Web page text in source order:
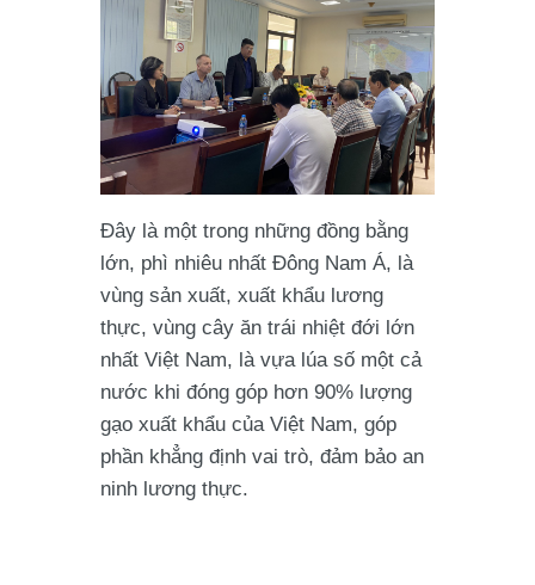
Đây là một trong những đồng bằng
lớn, phì nhiêu nhất Đông Nam Á, là
vùng sản xuất, xuất khẩu lương
thực, vùng cây ăn trái nhiệt đới lớn
nhất Việt Nam, là vựa lúa số một cả
nước khi đóng góp hơn 90% lượng
gạo xuất khẩu của Việt Nam, góp
phần khẳng định vai trò, đảm bảo an
ninh lương thực.